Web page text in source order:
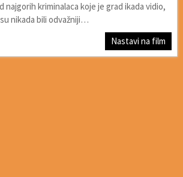
najgorih kriminalaca koje je grad ikada vidio,
nikada bili odvažniji…
Nastavi na film